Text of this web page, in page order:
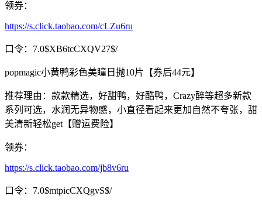
领券：
https://s.click.taobao.com/cLZu6ru
口令：7.0$XB6tcCXQV27$/
popmagic小黄鸭彩色美瞳日抛10片【券后44元】
推荐理由：款款精选，好甜鸭，好酷鸭，Crazy醉等超多新款
系列可选，水润无异物感，小直径看起来更加自然不夸张，甜
美清新轻松get【赠运费险】
领券：
https://s.click.taobao.com/jb8v6ru
口令：7.0$mtpicCXQgvS$/